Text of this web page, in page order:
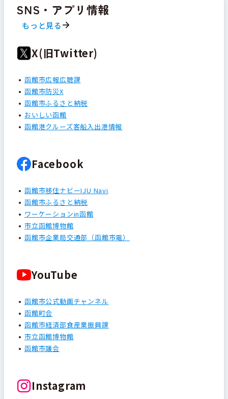
SNS・アプリ情報
もっと見る
X(旧Twitter)
函館市広報広聴課
函館市防災X
函館市ふるさと納税
おいしい函館
函館港クルーズ客船入出港情報
Facebook
函館市移住ナビーIJU Navi
函館市ふるさと納税
ワーケーションin函館
市立函館博物館
函館市企業局交通部（函館市電）
YouTube
函館市公式動画チャンネル
函館町会
函館市経済部食産業振興課
市立函館博物館
函館市議会
Instagram